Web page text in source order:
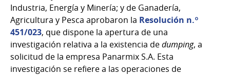
Industria, Energía y Minería; y de Ganadería,
Agricultura y Pesca aprobaron la Resolución n.º
451/023, que dispone la apertura de una
investigación relativa a la existencia dedumping, a
solicitud de la empresa Panarmix S.A. Esta
investigación se refiere a las operaciones de